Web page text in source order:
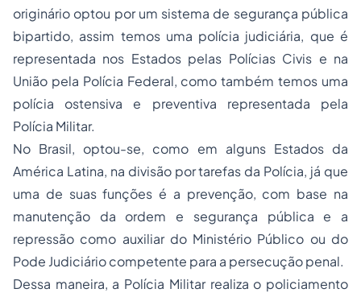
originário optou por um sistema de segurança pública
bipartido, assim temos uma polícia judiciária, que é
representada nos Estados pelas Polícias Civis e na
União pela Polícia Federal, como também temos uma
polícia ostensiva e preventiva representada pela
Polícia Militar.
No Brasil, optou-se, como em alguns Estados da
América Latina, na divisão por tarefas da Polícia, já que
uma de suas funções é a prevenção, com base na
manutenção da ordem e segurança pública e a
repressão como auxiliar do Ministério Público ou do
Pode Judiciário competente para a persecução penal.
Dessa maneira, a Polícia Militar realiza o policiamento